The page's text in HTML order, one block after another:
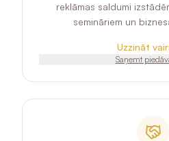
reklāmas saldumi
semināriem un
Uzzināt
Saņemt